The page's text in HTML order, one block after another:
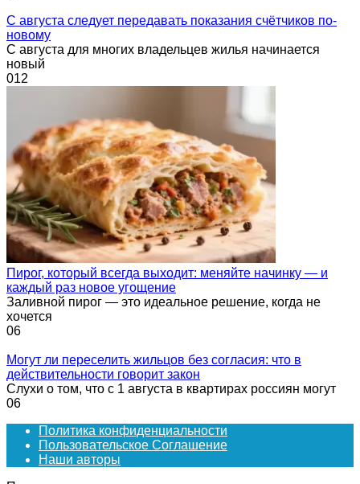
С августа следует передавать показания счётчиков по-
новому
С августа для многих владельцев жилья начинается
новый
012
Пирог, который всегда выходит: меняйте начинку — и
каждый раз новое угощение
Заливной пирог — это идеальное решение, когда не
хочется
06
Могут ли переселить жильцов без согласия: что в
действительности говорит закон
Слухи о том, что с 1 августа в квартирах россиян могут
06
Политика конфиденциальности
Пользовательское Соглашение
Наши авторы